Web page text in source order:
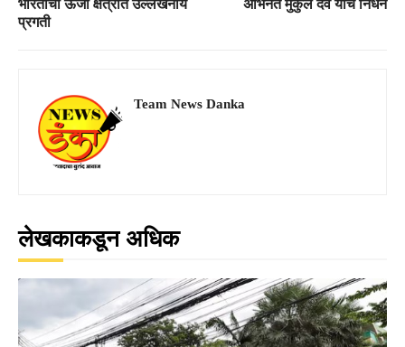
भारताची ऊर्जा क्षेत्रात उल्लेखनीय
प्रगती
अभिनेते मुकुल देव यांचे निधन
Team News Danka
लेखकाकडून अधिक